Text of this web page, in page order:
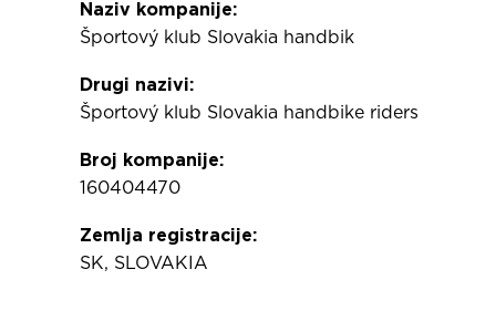
Naziv kompanije:
Športový klub Slovakia handbik
Drugi nazivi:
Športový klub Slovakia handbike riders
Broj kompanije:
160404470
Zemlja registracije:
SK, SLOVAKIA